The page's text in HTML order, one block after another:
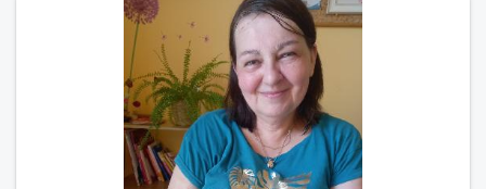
dehors des sentiers battus me raviraient. Je
m'engage à répondre à votre message. Au plaisir de